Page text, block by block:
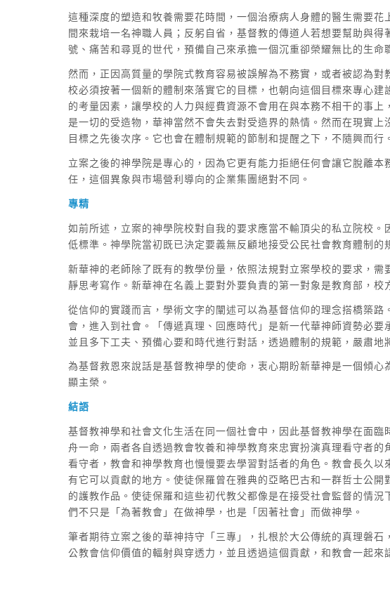
這種深度的塑造和牧養需要花時間，一個治療病人身體的醫生需要
間來栽培一名神職人員；反躬自省，基督教的傳道人若想要幫助與
號、痛苦和尋覓的世代，預備自己來承擔一個沉重卻榮耀無比的生命
然而，正因高質量的學院式教育容易被誤解為不務實，或者被認為
校必須按著一個新的體制來落實它的目標，也朝向這個目標來專心
的考量因素，讓學校的人力與經費資源不會用在與本務不相干的事
是一切的受造物，華神當然不會失去對受造界的熱情。然而在現實
目標之先後次序。它也會在體制規範的節制和提醒之下，不隨興而行。
立案之後的神學院是專心的，因為它更有能力拒絕任何會讓它脫離
任，這個異象與市場營利導向的企業集團絕對不同。
專精
如前所述，立案的神學院校對自我的要求應當不輸頂尖的私立院校
低標準。神學院當初既已決定要義無反顧地接受公民社會教育體制
新華神的老師除了既有的教學份量，依照法規對立案學校的要求，
靜思考寫作。新華神在名義上要對外要負責的第一對象是教育部，
從信仰的實踐而言，學術文字的闡述可以為基督信仰的理念搭橋築
會，進入到社會。「傳遞真理、回應時代」是新一代華神師資勢必
並且多下工夫、預備心要和時代進行對話，透過體制的規範，嚴肅
為基督救恩來說話是基督教神學的使命，衷心期盼新華神是一個傾
顯主榮。
結語
基督教神學和社會文化生活在同一個社會中，因此基督教神學在面
舟一命，兩者各自透過教會牧養和神學教育來忠實扮演真理看守者
看守者，教會和神學教育也慢慢要去學習對話者的角色。教會長久
有它可以貢獻的地方。使徒保羅曾在雅典的亞略巴古和一群哲士公
的護教作品。使徒保羅和這些初代教父都像是在接受社會監督的情
們不只是「為著教會」在做神學，也是「因著社會」而做神學。
筆者期待立案之後的華神持守「三專」，扎根於大公傳統的真理磐
公教會信仰價值的輻射與穿透力，並且透過這個貢獻，和教會一起來